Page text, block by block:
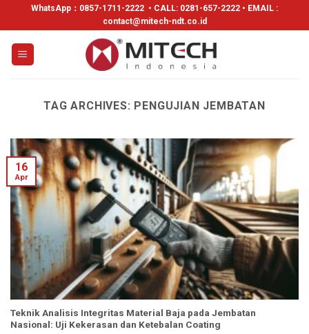
WhatsApp： 0857-1711-2222 • CALL: 0281-657-2222 • EMAIL :
contact@mitech-ndt.co.id
TAG ARCHIVES: PENGUJIAN JEMBATAN
Teknik Analisis Integritas Material Baja pada Jembatan
Nasional: Uji Kekerasan dan Ketebalan Coating
16
Apr